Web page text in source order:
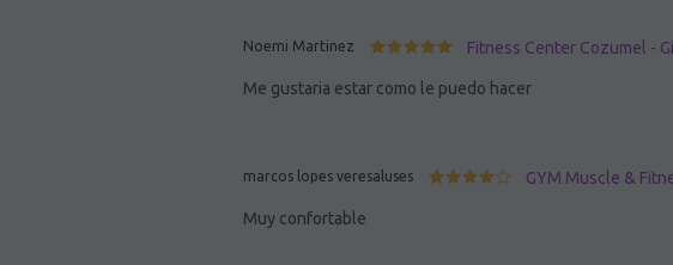
Noemi Martinez Fitness Center Cozumel -
Me gustaria estar como le puedo hacer
marcos lopes veresaluses GYM Muscle &
Muy confortable